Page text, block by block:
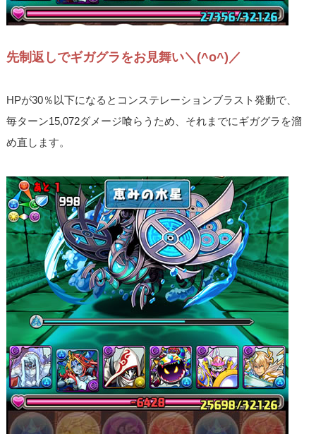
先制返しでギガグラをお見舞い＼(^o^)／
HPが30％以下になるとコンステレーションブラスト発動で、
毎ターン15,072ダメージ喰らうため、それまでにギガグラを溜
め直します。